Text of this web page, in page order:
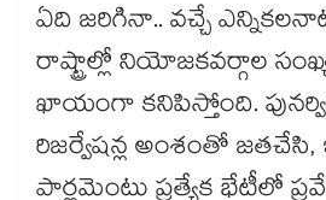
ఏది జరిగినా.. వచ్చే
రాష్ట్రాల్లో నియోజకవర్గాల
ఖాయంగా కనిపిస్తోంది.
రిజర్వేషన్ల అంశంతో